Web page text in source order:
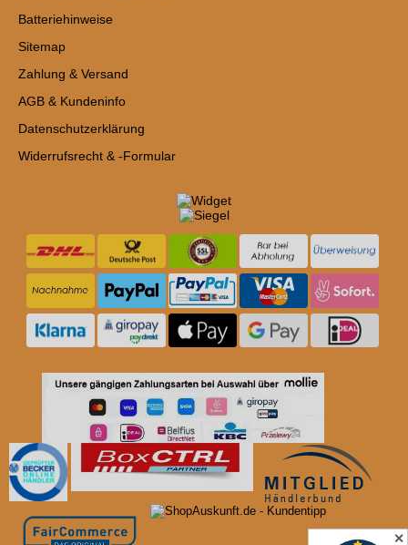
Batteriehinweise
Sitemap
Zahlung & Versand
AGB & Kundeninfo
Datenschutzerklärung
Widerrufsrecht & -Formular
✕